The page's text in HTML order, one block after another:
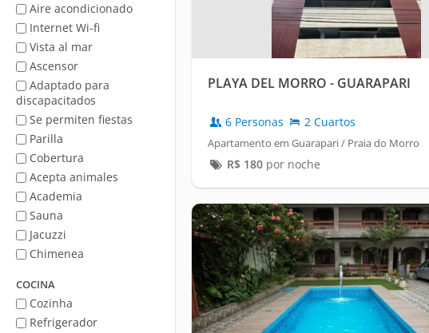
Aire acondicionado
Internet Wi-fi
Vista al mar
Ascensor
Adaptado para
discapacitados
Se permiten fiestas
Parilla
Cobertura
Acepta animales
Academia
Sauna
Jacuzzi
Chimenea
COCINA
Cozinha
Refrigerador
PLAYA DEL MORRO - GUARAPARI
6 Personas 2 Cuartos
Apartamento em Guarapari / Praia do Morro
R$ 180por noche